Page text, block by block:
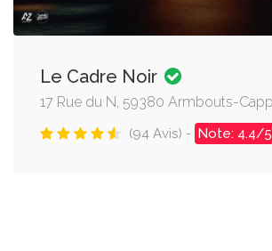
Le Cadre Noir
17 Rue du N, 59380 Armbouts-
(94 Avis) - Note: 4.4/5